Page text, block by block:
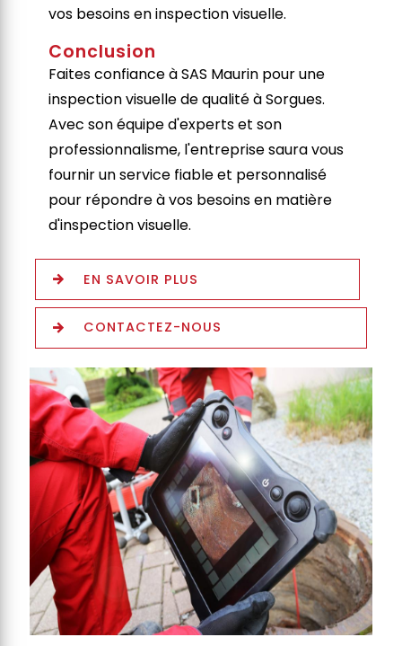
vos besoins en inspection visuelle.
Conclusion
Faites confiance à SAS Maurin pour une
inspection visuelle de qualité à Sorgues.
Avec son équipe d'experts et son
professionnalisme, l'entreprise saura vous
fournir un service fiable et personnalisé
pour répondre à vos besoins en matière
d'inspection visuelle.
EN SAVOIR PLUS
CONTACTEZ-NOUS